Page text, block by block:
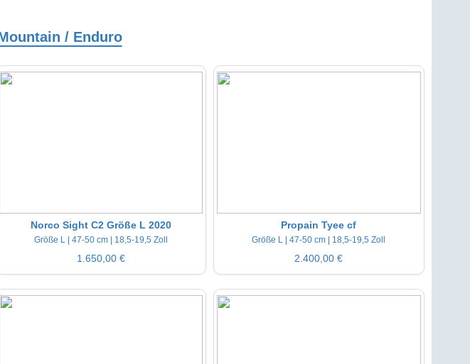
/ Enduro
Norco Sight C2 Größe L 2020
Größe L | 47-50 cm | 18,5-19,5 Zoll
1.650,00 €
Propain Tyee cf
Größe L | 47-50 cm | 18,5-19,5 Zoll
2.400,00 €